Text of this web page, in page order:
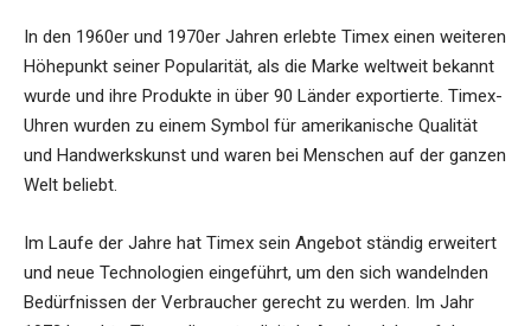
In den 1960er und 1970er Jahren erlebte Timex einen weiteren
Höhepunkt seiner Popularität, als die Marke weltweit bekannt
wurde und ihre Produkte in über 90 Länder exportierte. Timex-
Uhren wurden zu einem Symbol für amerikanische Qualität
und Handwerkskunst und waren bei Menschen auf der ganzen
Welt beliebt.
Im Laufe der Jahre hat Timex sein Angebot ständig erweitert
und neue Technologien eingeführt, um den sich wandelnden
Bedürfnissen der Verbraucher gerecht zu werden. Im Jahr